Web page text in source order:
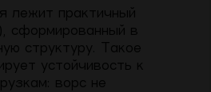
лежит практичный
сформированный в
структуру. Такое
устойчивость к
ворс не